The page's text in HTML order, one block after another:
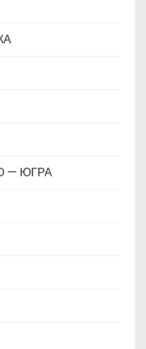
— ЮГРА